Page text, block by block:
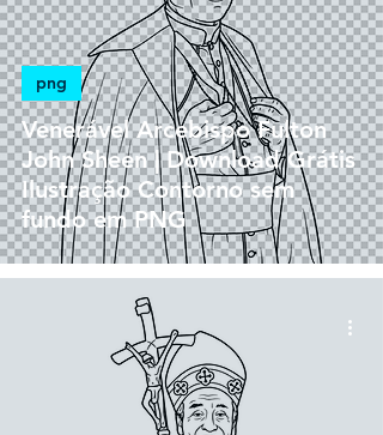
Venerável Arcebispo Fulton
John Sheen | Download Grátis
Ilustração Contorno sem
fundo em PNG
png